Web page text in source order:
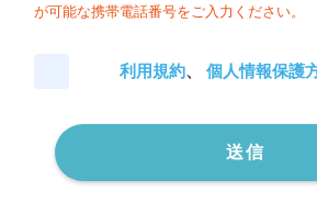
が可能な携帯電話番号をご入力ください。
利用規約、 個人情報保護
送信